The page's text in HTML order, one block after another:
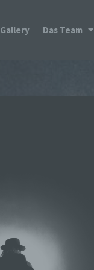
Gallery Das Team